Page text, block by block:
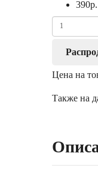
390р.
Цена на
Также на